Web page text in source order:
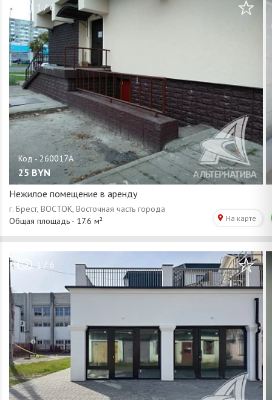
1/6
25 BYN
Нежилое помещение в аренду
1 / 6